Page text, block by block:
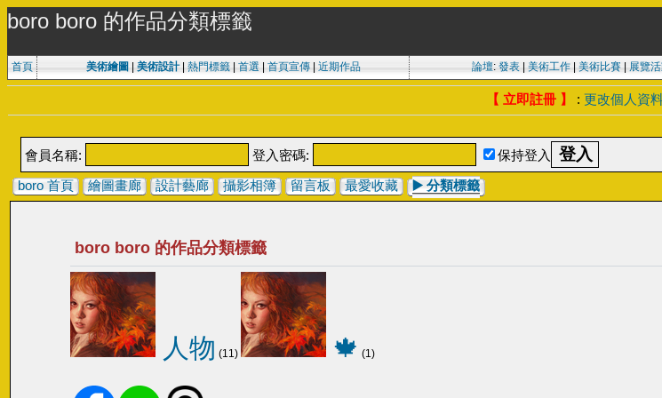
boro boro 的作品分類標籤
首頁 美術繪圖 美術設計| 熱門標籤| 首選 首頁宣傳| 近期作品 論壇: 發表| 美術工作| 美術比賽| 展覽
【 立即註冊 】 : 更改個人資
會員名稱: 登入密碼:
保持登入
boro 首頁
繪圖畫廊 設計藝廊 攝影相簿 留言板 最愛收藏 ▶️ 分類標籤
boro boro 的作品分類標籤
人物 (11) 🍁 (1)